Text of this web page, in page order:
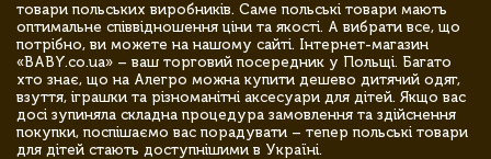
товари польських виробників. Саме польські товари мають
оптимальне співвідношення ціни та якості. А вибрати все, що
потрібно, ви можете на нашому сайті. Інтернет-магазин
«BABY.co.ua» – ваш торговий посередник у Польщі. Багато
хто знає, що на Алегро можна купити дешево дитячий одяг,
взуття, іграшки та різноманітні аксесуари для дітей. Якщо вас
досі зупиняла складна процедура замовлення та здійснення
покупки, поспішаємо вас порадувати – тепер польські товари
для дітей стають доступнішими в Україні.